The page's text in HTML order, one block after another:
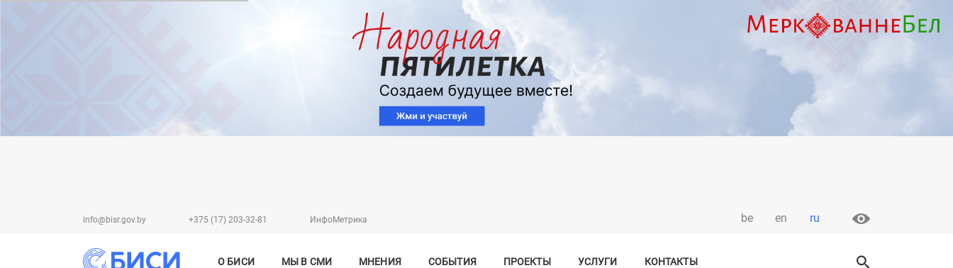
к
основному
содержанию
info@bisr.gov.by +375 (17) 203-32-81 ИнфоМетрика ru
be en
О БИСИ МЫ В СМИ МНЕНИЯ СОБЫТИЯ ПРОЕКТЫ УСЛУГИ КОНТАКТЫ